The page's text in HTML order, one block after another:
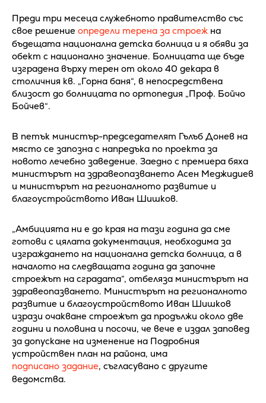
Преди три месеца служебното правителство със
свое решение определи терена за строеж на
бъдещата национална детска болница и я обяви за
обект с национално значение. Болницата ще бъде
изградена върху терен от около 40 декара в
столичния кв. „Горна баня“, в непосредствена
близост до болницата по ортопедия „Проф. Бойчо
Бойчев“.
В петък министър-председателят Гълъб Донев на
място се запозна с напредъка по проекта за
новото лечебно заведение. Заедно с премиера бяха
министърът на здравеопазването Асен Меджидиев
и министърът на регионалното развитие и
благоустройството Иван Шишков.
„Амбицията ни е до края на тази година да сме
готови с цялата документация, необходима за
изграждането на национална детска болница, а в
началото на следващата година да започне
строежът на сградата“, отбеляза министърът на
здравеопазването. Министърът на регионалното
развитие и благоустройството Иван Шишков
изрази очакване строежът да продължи около две
години и половина и посочи, че вече е издал заповед
за допускане на изменение на Подробния
устройствен план на района, има
подписано задание, съгласувано с другите
ведомства.